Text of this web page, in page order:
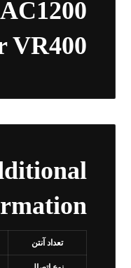
VR400
تعداد آنتن